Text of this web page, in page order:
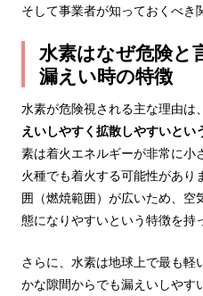
そして事業者が知っておくべき
水素はなぜ危険と
漏えい時の特徴
水素が危険視される主な理由は
えいしやすく拡散しやすいとい
素は着火エネルギーが非常に小
火種でも着火する可能性があり
囲（燃焼範囲）が広いため、空
態になりやすいという特徴を持
さらに、水素は地球上で最も
かな隙間からでも漏えいしやす